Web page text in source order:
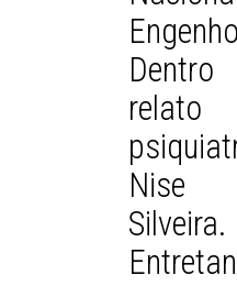
Silveira.